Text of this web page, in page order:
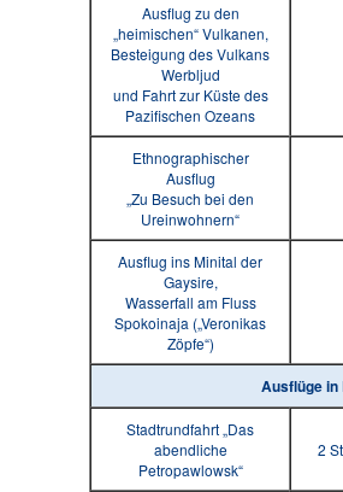
Ausflug zu den
„heimischen“ Vulkanen,
Besteigung des Vulkans
Werbljud
und Fahrt zur Küste des
Pazifischen Ozeans
Ethnographischer
Ausflug
„Zu Besuch bei den
Ureinwohnern“
Ausflug ins Minital der
Gaysire,
Wasserfall am Fluss
Spokoinaja („Veronikas
Zöpfe“)
Ausflüge
Stadtrundfahrt „Das
abendliche
Petropawlowsk“
2